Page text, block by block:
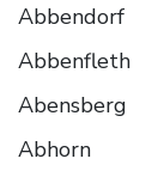
Abbendorf
Abbenfleth
Abensberg
Abhorn